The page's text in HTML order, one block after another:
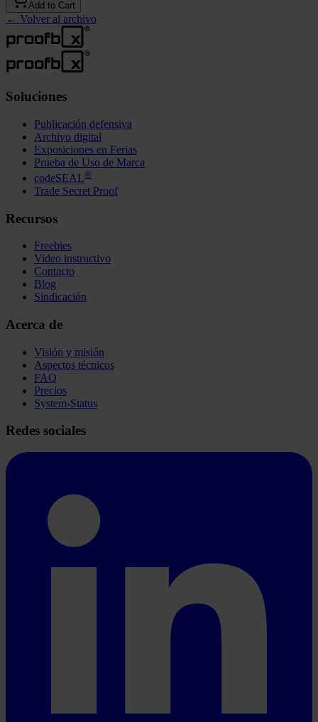
Add to Cart
← Volver al archivo
Soluciones
Publicación defensiva
Archivo digital
Exposiciones en Ferias
Prueba de Uso de Marca
codeSEAL®
Trade Secret Proof
Recursos
Freebies
Video instructivo
Contacto
Blog
Sindicación
Acerca de
Visión y misión
Aspectos técnicos
FAQ
Precios
System-Status
Redes sociales